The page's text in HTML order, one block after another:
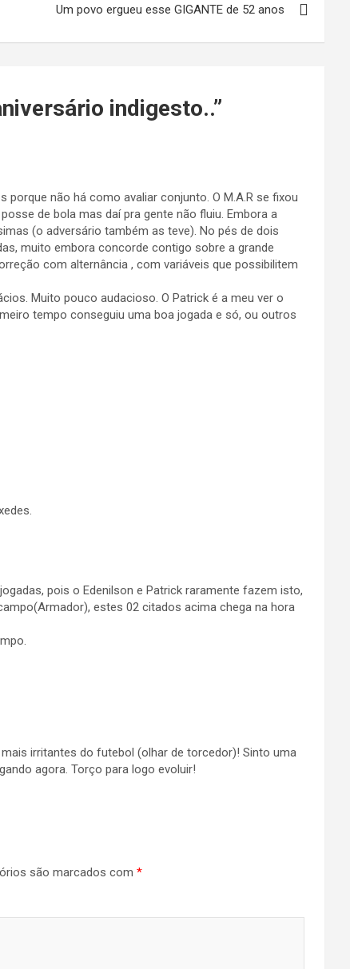
Um povo ergueu esse GIGANTE de 52 anos
indigesto..”
porque não há como avaliar conjunto. O M.A.R se fixou
de bola mas daí pra gente não fluiu. Embora a
(o adversário também as teve). No pés de dois
muito embora concorde contigo sobre a grande
com alternância , com variáveis que possibilitem
Muito pouco audacioso. O Patrick é a meu ver o
tempo conseguiu uma boa jogada e só, ou outros
pois o Edenilson e Patrick raramente fazem isto,
estes 02 citados acima chega na hora
irritantes do futebol (olhar de torcedor)! Sinto uma
agora. Torço para logo evoluir!
são marcados com *